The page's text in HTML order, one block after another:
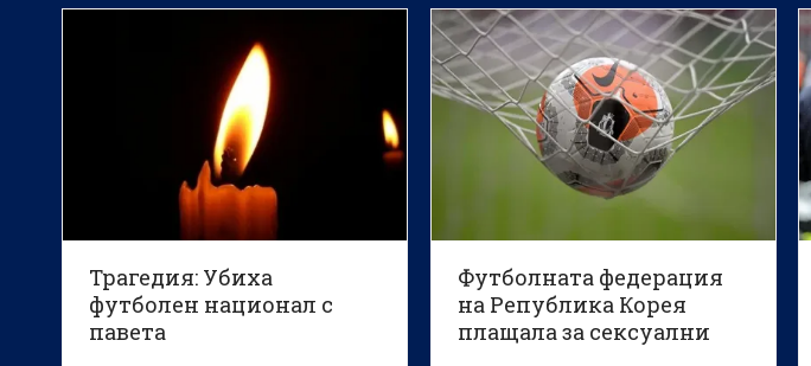
Трагедия: Убиха
футболен национал с
павета
Футболната федерация
на Република Корея
плащала за сексуални